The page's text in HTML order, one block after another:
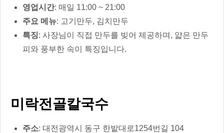
영업시간: 매일 11:00 ~ 21:00
주요 메뉴: 고기만두, 김치만두
특징: 사장님이 직접 만두를 빚어 제공하며, 얇은 만두
피와 풍부한 속이 특징입니다.
미락전골칼국수
주소: 대전광역시 동구 한밭대로1254번길 104